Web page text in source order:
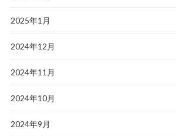
2025年1月
2024年12月
2024年11月
2024年10月
2024年9月